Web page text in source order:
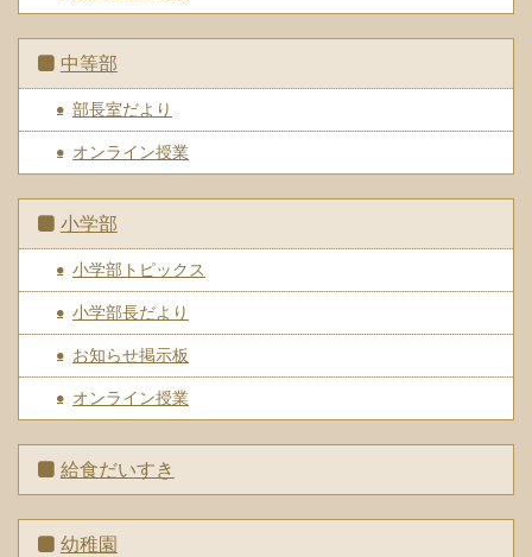
中等部
部長室だより
オンライン授業
小学部
小学部トピックス
小学部長だより
お知らせ掲示板
オンライン授業
給食だいすき
幼稚園